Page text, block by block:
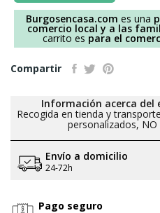
Burgosencasa.com es una
comercio local y a las
carrito es para el
Compartir
Información acerca del
Recogida en tienda y
personalizados,
Envío a domicilio
24-72h
Pago seguro